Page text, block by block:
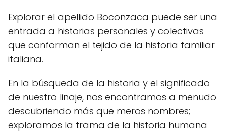
Explorar el apellido Boconzaca puede ser una
entrada a historias personales y colectivas
que conforman el tejido de la historia familiar
italiana.
En la búsqueda de la historia y el significado
de nuestro linaje, nos encontramos a menudo
descubriendo más que meros nombres;
exploramos la trama de la historia humana